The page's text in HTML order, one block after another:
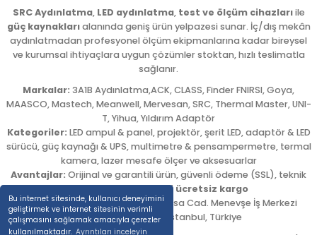
Bu internet sitesinde, kullanıcı deneyimini
geliştirmek ve internet sitesinin verimli
çalışmasını sağlamak amacıyla çerezler
kullanılmaktadır. Ayrıntıları inceleyin
SRC Aydınlatma, LED aydınlatma, test ve ölçüm cihazlarıile
güç kaynaklarıalanında geniş ürün yelpazesi sunar. İç/dış mekân
aydınlatmadan profesyonel ölçüm ekipmanlarına kadar bireysel
ve kurumsal ihtiyaçlara uygun çözümler stoktan, hızlı teslimatla
sağlanır.
Markalar: 3A1B Aydınlatma,ACK, CLASS, Finder FNIRSI, Goya,
MAASCO, Mastech, Meanwell, Mervesan, SRC, Thermal Master, UNI-
T, Yihua, Yıldırım Adaptör
Kategoriler: LED ampul & panel, projektör, şerit LED, adaptör & LED
sürücü, güç kaynağı & UPS, multimetre & pensampermetre, termal
kamera, lazer mesafe ölçer ve aksesuarlar
Avantajlar: Orijinal ve garantili ürün, güvenli ödeme (SSL), teknik
destek,5.000 TL üzeri ücretsiz kargo
Adres: Emekyemez Mah. Okçumusa Cad. Menevşe İş Merkezi
No:22/58,Beyoğlu/ İstanbul, Türkiye